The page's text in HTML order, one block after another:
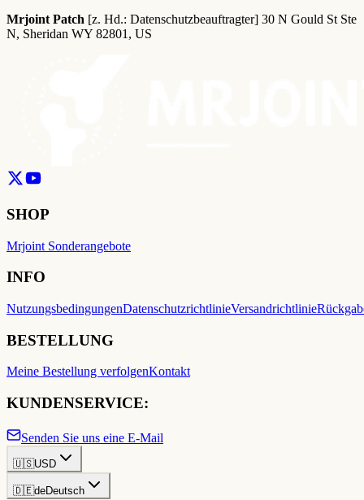
Mrjoint Patch [z. Hd.: Datenschutzbeauftragter] 30 N Gould St Ste
N, Sheridan WY 82801, US
SHOP
Mrjoint Sonderangebote
INFO
NutzungsbedingungenDatenschutzrichtlinieVersandrichtlinie
BESTELLUNG
Meine Bestellung verfolgenKontakt
KUNDENSERVICE:
Senden Sie uns eine E-Mail
🇺🇸USD
🇩🇪deDeutsch